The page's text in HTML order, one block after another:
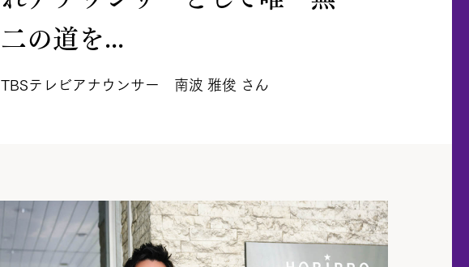
二の道を...
TBSテレビアナウンサー 南波 雅俊 さん